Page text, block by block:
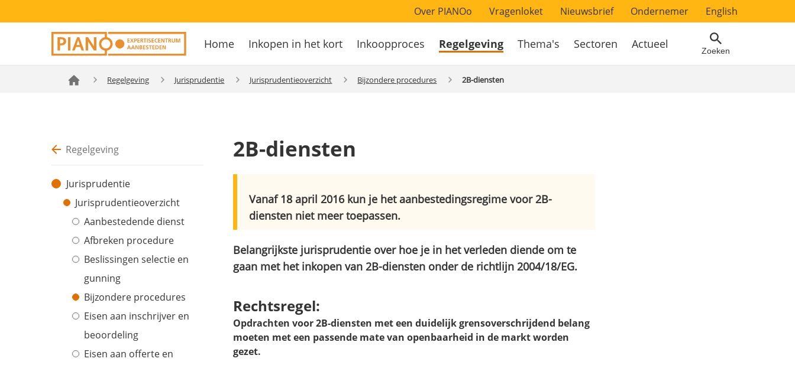
Overslaan
Secondary
navigation
Over PIANOo Vragenloket Nieuwsbrief Ondernemer English
Hoofdnavigatie
Home Inkopen in het kort Inkoopproces Regelgeving Thema's Sectoren Actueel Zoeken
Regelgeving Jurisprudentie Jurisprudentieoverzicht Bijzondere procedures 2B-diensten
Regelgeving
Jurisprudentie
Jurisprudentieoverzicht
Aanbestedende dienst
Afbreken procedure
Beslissingen selectie en
gunning
Bijzondere procedures
Eisen aan inschrijver en
beoordeling
Eisen aan offerte en
2B-diensten
Vanaf 18 april 2016 kun je het aanbestedingsregime voor 2B-
diensten niet meer toepassen.
Belangrijkste jurisprudentie over hoe je in het verleden diende om te
gaan met het inkopen van 2B-diensten onder de richtlijn 2004/18/EG.
Rechtsregel:
Opdrachten voor 2B-diensten met een duidelijk grensoverschrijdend belang
moeten met een passende mate van openbaarheid in de markt worden
gezet.